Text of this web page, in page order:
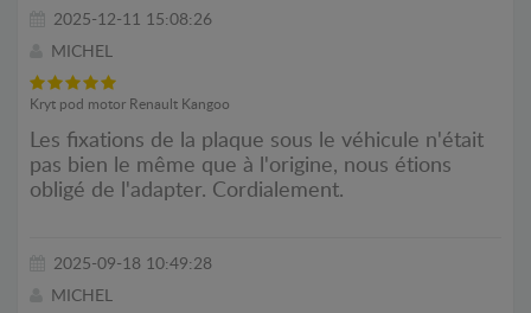
2025-12-11 15:08:26
MICHEL
Kryt pod motor Renault Kangoo
Les fixations de la plaque sous le véhicule n'était
pas bien le même que à l'origine, nous étions
obligé de l'adapter. Cordialement.
2025-09-18 10:49:28
MICHEL